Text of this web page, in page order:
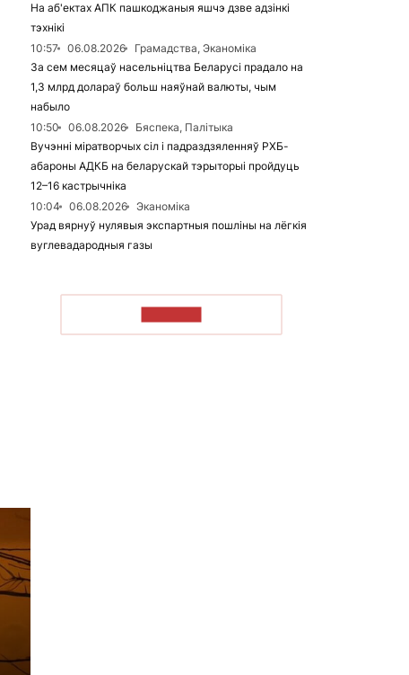
На аб'ектах АПК пашкоджаныя яшчэ дзве адзінкі
тэхнікі
10:57
06.08.2026
Грамадства, Эканоміка
За сем месяцаў насельніцтва Беларусі прадало на
1,3 млрд долараў больш наяўнай валюты, чым
набыло
10:50
06.08.2026
Бяспека, Палітыка
Вучэнні міратворчых сіл і падраздзяленняў РХБ-
абароны АДКБ на беларускай тэрыторыі пройдуць
12–16 кастрычніка
10:04
06.08.2026
Эканоміка
Урад вярнуў нулявыя экспартныя пошліны на лёгкія
вуглевадародныя газы